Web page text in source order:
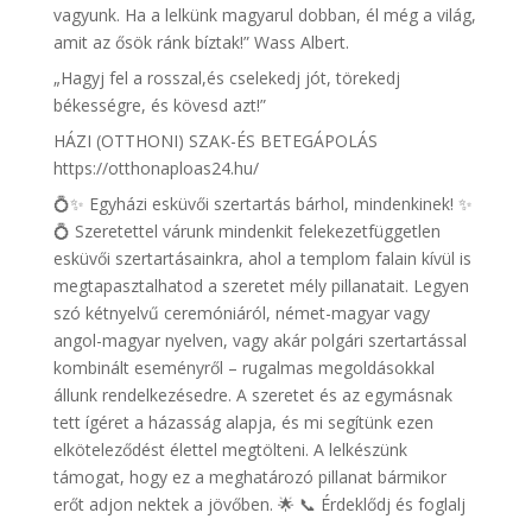
vagyunk. Ha a lelkünk magyarul dobban, él még a világ,
amit az ősök ránk bíztak!” Wass Albert.
„Hagyj fel a rosszal,és cselekedj jót, törekedj
békességre, és kövesd azt!”
HÁZI (OTTHONI) SZAK-ÉS BETEGÁPOLÁS
https://otthonaploas24.hu/
💍✨ Egyházi esküvői szertartás bárhol, mindenkinek! ✨
💍 Szeretettel várunk mindenkit felekezetfüggetlen
esküvői szertartásainkra, ahol a templom falain kívül is
megtapasztalhatod a szeretet mély pillanatait. Legyen
szó kétnyelvű ceremóniáról, német-magyar vagy
angol-magyar nyelven, vagy akár polgári szertartással
kombinált eseményről – rugalmas megoldásokkal
állunk rendelkezésedre. A szeretet és az egymásnak
tett ígéret a házasság alapja, és mi segítünk ezen
elköteleződést élettel megtölteni. A lelkészünk
támogat, hogy ez a meghatározó pillanat bármikor
erőt adjon nektek a jövőben. 🌟 📞 Érdeklődj és foglalj